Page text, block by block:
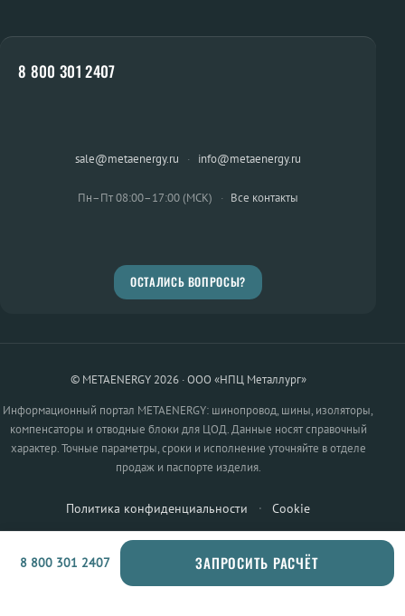
8 800 301 2407
sale@metaenergy.ru · info@metaenergy.ru
Пн–Пт 08:00–17:00 (МСК) · Все контакты
ОСТАЛИСЬ ВОПРОСЫ?
© METAENERGY 2026 · ООО «НПЦ Металлург»
Информационный портал METAENERGY: шинопровод, шины, изоляторы,
компенсаторы и отводные блоки для ЦОД. Данные носят справочный
характер. Точные параметры, сроки и исполнение уточняйте в отделе
продаж и паспорте изделия.
Политика конфиденциальности · Cookie
8 800 301 2407 ЗАПРОСИТЬ РАСЧЁТ